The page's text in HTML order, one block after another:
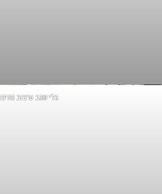
גלי שגב עיצוב פנים